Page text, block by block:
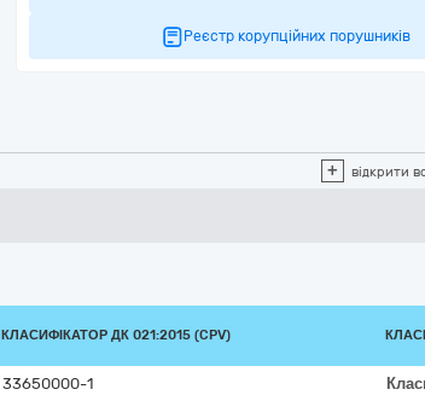
Реєстр корупційних порушників
+ відкрити
КЛАСИФІКАТОР ДК 021:2015 (CPV)
33650000-1